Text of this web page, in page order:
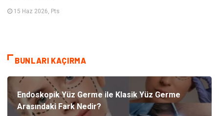
15 Haz 2026, Pts
BUNLARI KAÇIRMA
Endoskopik Yüz Germe ile Klasik Yüz Germe
Arasındaki Fark Nedir?